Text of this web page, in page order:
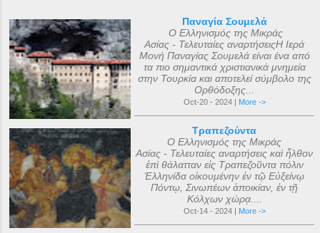
Παναγία Σουμελά
Ο Ελληνισμός της Μικράς
Ασίας - Τελευταίες αναρτήσειςΗ Ιερά
Μονή Παναγίας Σουμελά είναι ένα από
τα πιο σημαντικά χριστιανικά μνημεία
στην Τουρκία και αποτελεί σύμβολο της
Ορθόδοξης...
Oct-20 - 2024 | More ->
Τραπεζούντα
Ο Ελληνισμός της Μικράς
Ασίας - Τελευταίες αναρτήσεις καὶ ἦλθον
ἐπὶ θάλατταν εἰς Τραπεζοῦντα πόλιν
Ἑλληνίδα οἰκουμένην ἐν τῷ Εὐξείνῳ
Πόντῳ, Σινωπέων ἀποικίαν, ἐν τῇ
Κόλχων χώρᾳ....
Oct-14 - 2024 | More ->